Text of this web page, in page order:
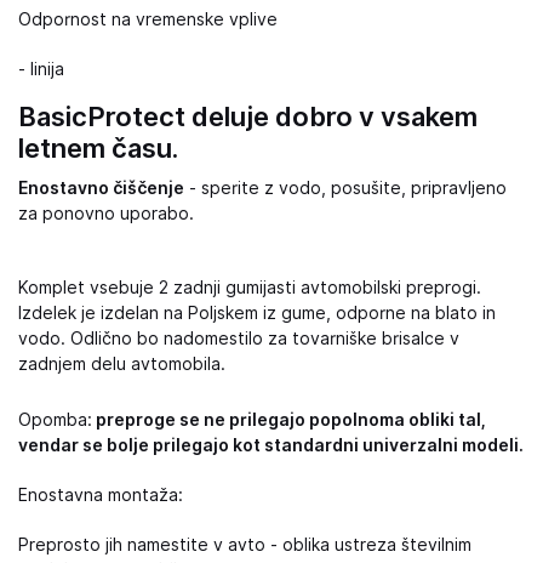
Odpornost na vremenske vplive
- linija
BasicProtect deluje dobro v vsakem
letnem času.
Enostavno čiščenje - sperite z vodo, posušite, pripravljeno
za ponovno uporabo.
Komplet vsebuje 2 zadnji gumijasti avtomobilski preprogi.
Izdelek je izdelan na Poljskem iz gume, odporne na blato in
vodo. Odlično bo nadomestilo za tovarniške brisalce v
zadnjem delu avtomobila.
Opomba: preproge se ne prilegajo popolnoma obliki tal,
vendar se bolje prilegajo kot standardni univerzalni modeli.
Enostavna montaža:
Preprosto jih namestite v avto - oblika ustreza številnim